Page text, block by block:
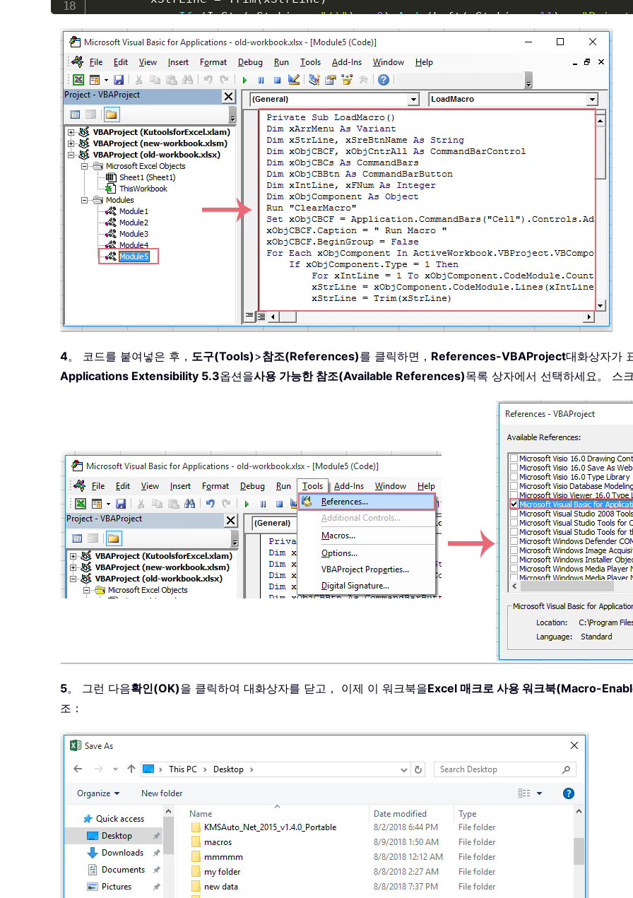
If (InStr(xStrLine, "()") > 0) And (Left(xStrLine, 11) =
            xSreBtnName
= ""
                xSreBtnName
Trim( xStrLine , xStrLine )
ElseIf "Sub" = Left(xStrLine, 3) Then
               xSreBtnName
= Trim(Mid(xStrLine, 4, InStr(xStrLine, "()")
End If
If xSreBtnName <> "" And xSreBtnName <> "RightClickReset"
Set
xObjCBBtn = xObjCBCF.Controls.Add
xObjCBBtn
FaceId = 186
. Style = msoButtonIconAndCaption
Caption = xSreBtnName
OnAction =
"ActionMacro"
End If
Next
xObjComponent
End
Sub
CommandBars("Cell").
Reset
Private
Sub ActionMacro ()
On Error GoTo
Err1
With Application
Run .CommandBars("Cell" .Controls(1).Controls(.Caller(1)).
Caption
End With
Exit Sub
Err1 :
4。 코드를 붙여넣은 후， 도구(Tools)>참조(References)를 클릭하면， References-VBAProject대화상자가
Applications Extensibility 5.3옵션을사용 가능한 참조(Available References)목록 상자에서 선택하세요。 스
5。 그런 다음확인(OK)을 클릭하여 대화상자를 닫고， 이제 이 워크북을Excel 매크로 사용 워크북(Macro-
조：